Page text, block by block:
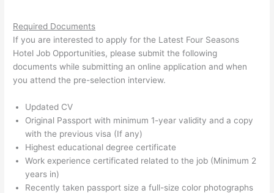
Required Documents
If you are interested to apply for the Latest Four Seasons
Hotel Job Opportunities, please submit the following
documents while submitting an online application and when
you attend the pre-selection interview.
Updated CV
Original Passport with minimum 1-year validity and a copy
with the previous visa (If any)
Highest educational degree certificate
Work experience certificated related to the job (Minimum 2
years in)
Recently taken passport size a full-size color photographs